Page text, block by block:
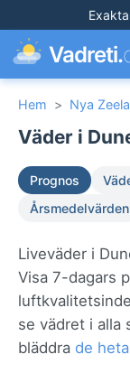
Vadreti.
Hem > Nya
Väder i
Prognos
Årsmedelvärden
Liveväder i
Visa 7-dagars
se vädret i alla
bläddra de